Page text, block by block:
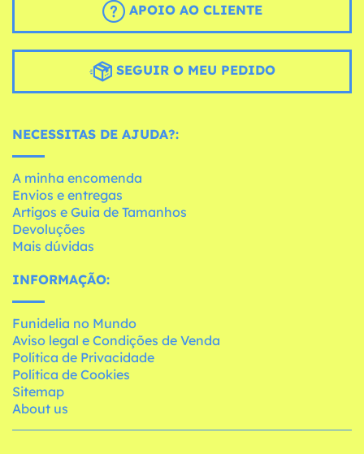
APOIO AO CLIENTE
SEGUIR O MEU PEDIDO
NECESSITAS DE AJUDA?:
A minha encomenda
Envios e entregas
Artigos e Guia de Tamanhos
Devoluções
Mais dúvidas
INFORMAÇÃO:
Funidelia no Mundo
Aviso legal e Condições de Venda
Política de Privacidade
Política de Cookies
Sitemap
About us